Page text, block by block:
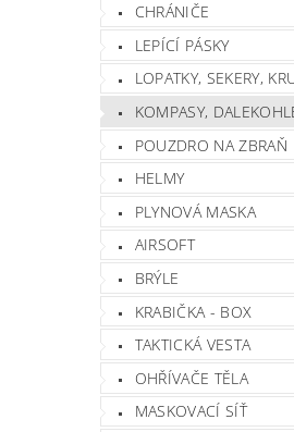
CHRÁNIČE
LEPÍCÍ PÁSKY
LOPATKY, SEKERY,
KOMPASY,
POUZDRO NA ZBRAŇ
HELMY
PLYNOVÁ MASKA
AIRSOFT
BRÝLE
KRABIČKA - BOX
TAKTICKÁ VESTA
OHŘÍVAČE TĚLA
MASKOVACÍ SÍŤ